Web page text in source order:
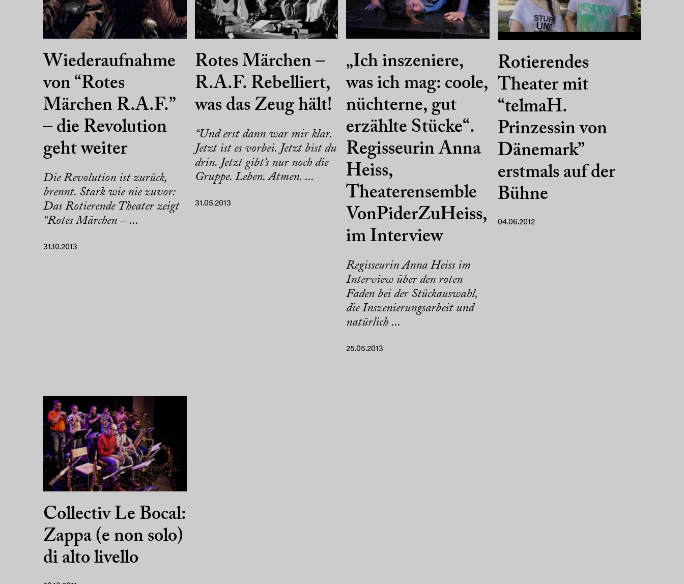
Wiederaufnahme
von “Rotes
Märchen R.A.F.”
– die Revolution
geht weiter
Die Revolution ist zurück,
brennt. Stark wie nie zuvor:
Das Rotierende Theater zeigt
“Rotes Märchen – ...
31.10.2013
Rotes Märchen –
R.A.F. Rebelliert,
was das Zeug hält!
“Und erst dann war mir klar.
Jetzt ist es vorbei. Jetzt bist du
drin. Jetzt gibt’s nur noch die
Gruppe. Leben. Atmen. ...
31.05.2013
„Ich inszeniere,
was ich mag: coole,
nüchterne, gut
erzählte Stücke“.
Regisseurin Anna
Heiss,
Theaterensemble
VonPiderZuHeiss,
im Interview
Regisseurin Anna Heiss im
Interview über den roten
Faden bei der Stückauswahl,
die Inszenierungsarbeit und
natürlich ...
25.05.2013
Rotierendes
Theater mit
“telmaH.
Prinzessin von
Dänemark”
erstmals auf der
Bühne
04.06.2012
Collectiv Le Bocal:
Zappa (e non solo)
di alto livello